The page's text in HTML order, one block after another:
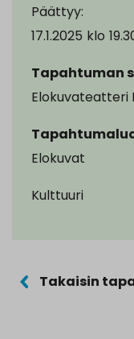
Päättyy:
17.1.2025 klo
Tapahtuman
Elokuvateatteri
Elokuvat
Kulttuuri
Takaisin